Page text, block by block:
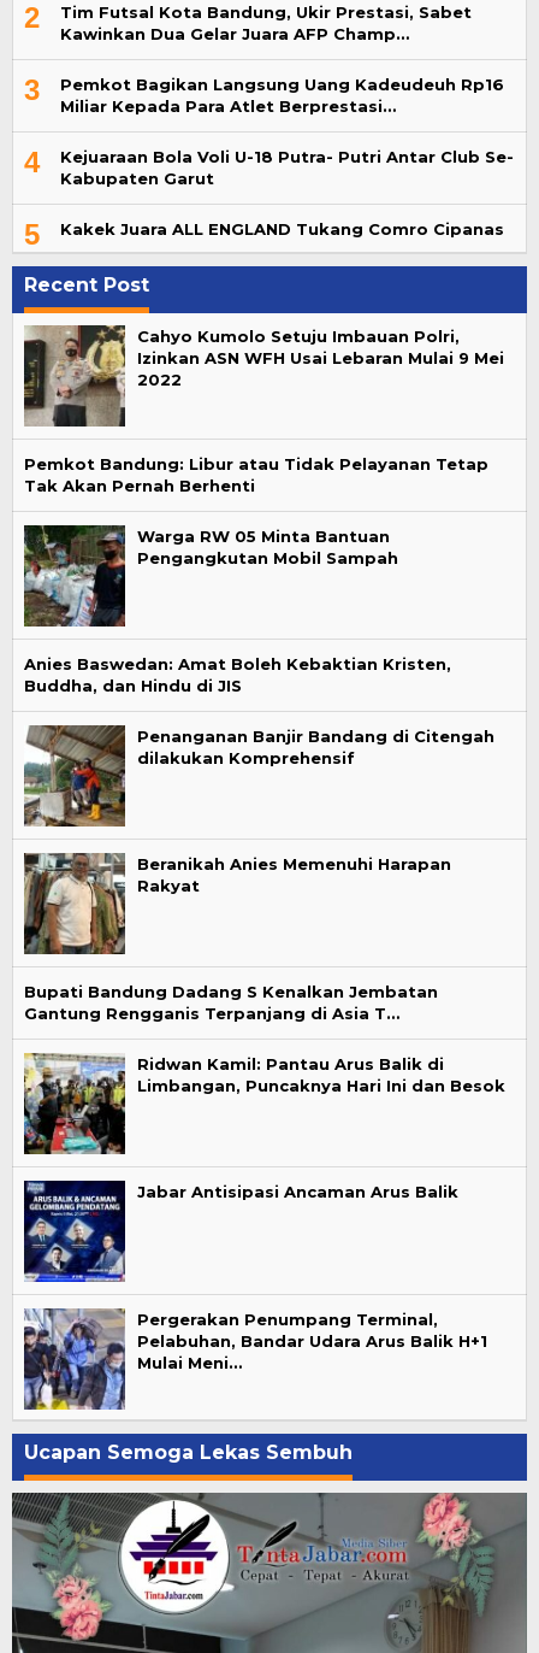
2
Tim Futsal Kota Bandung, Ukir Prestasi, Sabet
Kawinkan Dua Gelar Juara AFP Champ…
3
Pemkot Bagikan Langsung Uang Kadeudeuh Rp16
Miliar Kepada Para Atlet Berprestasi…
4
Kejuaraan Bola Voli U-18 Putra- Putri Antar Club Se-
Kabupaten Garut
5 Kakek Juara ALL ENGLAND Tukang Comro Cipanas
Recent Post
Cahyo Kumolo Setuju Imbauan Polri,
Izinkan ASN WFH Usai Lebaran Mulai 9 Mei
2022
Pemkot Bandung: Libur atau Tidak Pelayanan Tetap
Tak Akan Pernah Berhenti
Warga RW 05 Minta Bantuan
Pengangkutan Mobil Sampah
Anies Baswedan: Amat Boleh Kebaktian Kristen,
Buddha, dan Hindu di JIS
Penanganan Banjir Bandang di Citengah
dilakukan Komprehensif
Beranikah Anies Memenuhi Harapan
Rakyat
Bupati Bandung Dadang S Kenalkan Jembatan
Gantung Rengganis Terpanjang di Asia T…
Ridwan Kamil: Pantau Arus Balik di
Limbangan, Puncaknya Hari Ini dan Besok
Jabar Antisipasi Ancaman Arus Balik
Pergerakan Penumpang Terminal,
Pelabuhan, Bandar Udara Arus Balik H+1
Mulai Meni…
Ucapan Semoga Lekas Sembuh